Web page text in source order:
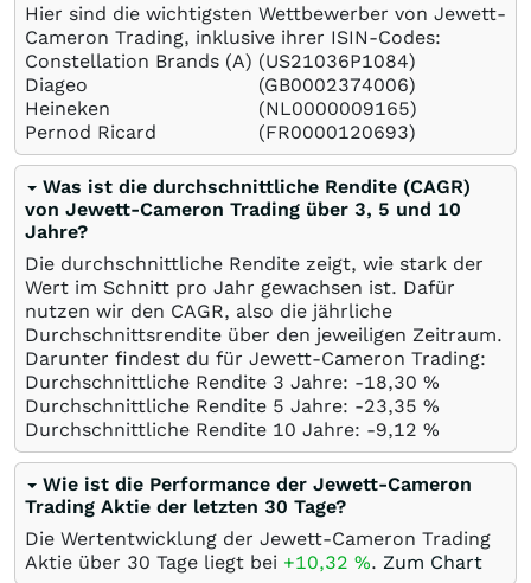
Hier sind die wichtigsten Wettbewerber von Jewett-
Cameron Trading, inklusive ihrer ISIN-Codes:
Constellation Brands (A) (US21036P1084)
Diageo
(GB0002374006)
Heineken
(NL0000009165)
Pernod Ricard
(FR0000120693)
Was ist die durchschnittliche Rendite (CAGR)
von Jewett-Cameron Trading über 3, 5 und 10
Jahre?
Die durchschnittliche Rendite zeigt, wie stark der
Wert im Schnitt pro Jahr gewachsen ist. Dafür
nutzen wir den CAGR, also die jährliche
Durchschnittsrendite über den jeweiligen Zeitraum.
Darunter findest du für Jewett-Cameron Trading:
Durchschnittliche Rendite 3 Jahre: -18,30 %
Durchschnittliche Rendite 5 Jahre: -23,35 %
Durchschnittliche Rendite 10 Jahre: -9,12 %
Wie ist die Performance der Jewett-Cameron
Trading Aktie der letzten 30 Tage?
Die Wertentwicklung der Jewett-Cameron Trading
Aktie über 30 Tage liegt bei +10,32 %. Zum Chart